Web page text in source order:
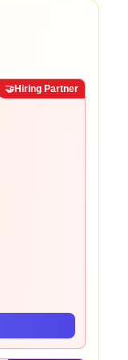
🤝Hiring Partner